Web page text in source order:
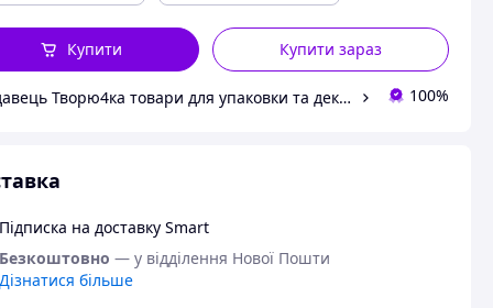
Купити зараз
Купити
Продавець Творю4ка товари для упаковки та декору 100%
на доставку Smart
— у відділення Нової Пошти
більше